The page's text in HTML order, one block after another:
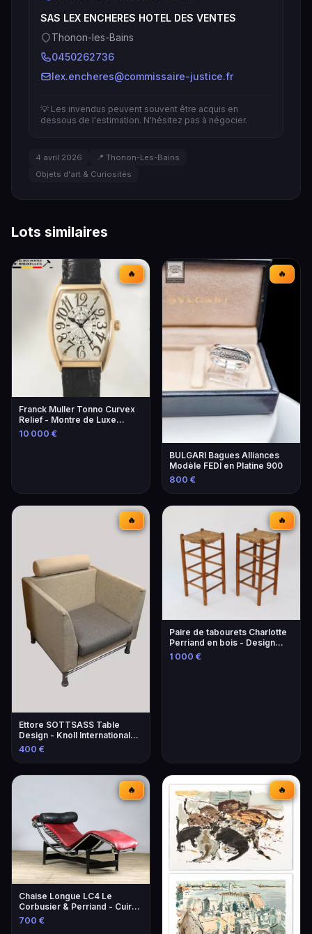
SAS LEX ENCHERES HOTEL DES VENTES
Thonon-les-Bains
0450262736
lex.encheres@commissaire-justice.fr
💡 Les invendus peuvent souvent être acquis en
dessous de l'estimation. N'hésitez pas à négocier.
4 avril 2026
📍 Thonon-Les-Bains
Objets d'art & Curiosités
Lots similaires
🔥
Franck Muller Tonno Curvex
Relief - Montre de Luxe
Unique
10 000 €
🔥
BULGARI Bagues Alliances
Modèle FEDI en Platine 900
800 €
🔥
Ettore SOTTSASS Table
Design - Knoll International
Éditeur
400 €
🔥
Paire de tabourets Charlotte
Perriand en bois - Design
iconique
1 000 €
🔥
Chaise Longue LC4 Le
Corbusier & Perriand - Cuir
Lie-de-Vin
700 €
🔥